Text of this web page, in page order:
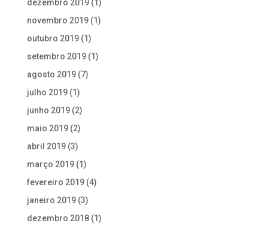
dezembro 2019(1)
novembro 2019(1)
outubro 2019(1)
setembro 2019(1)
agosto 2019(7)
julho 2019(1)
junho 2019(2)
maio 2019(2)
abril 2019(3)
março 2019(1)
fevereiro 2019(4)
janeiro 2019(3)
dezembro 2018(1)